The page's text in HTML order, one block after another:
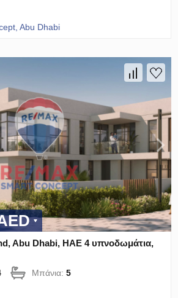
Abu Dhabi
Abu Dhabi, ΗΑΕ 4 υπνοδωμάτια,
Μπάνια:5